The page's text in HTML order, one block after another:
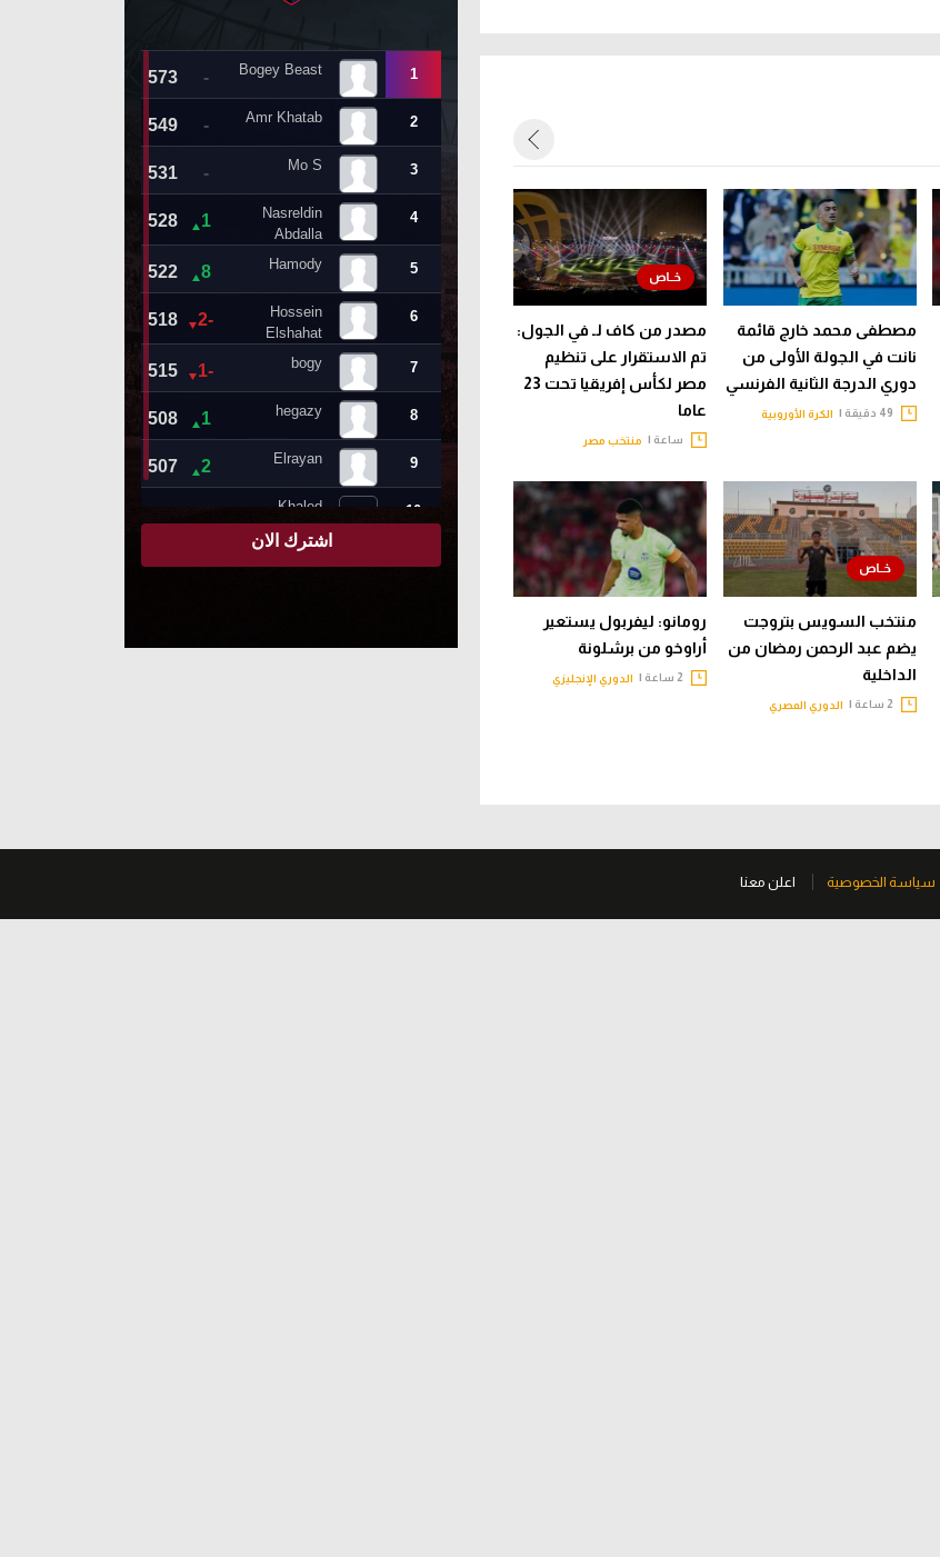
مصطفى محمد خارج قائمة
نانت في الجولة الأولى من
دوري الدرجة الثانية الفرنسي
الكرة الأوروبية
مصدر من كاف لـ في الجول:
تم الاستقرار على تنظيم
مصر لكأس إفريقيا تحت 23
عاما
ساعة | منتخب مصر
منتخب السويس بتروجت
يضم عبد الرحمن رمضان من
الداخلية
الدوري المصري
رومانو: ليفربول يستعير
أراوخو من برشلونة
الدوري الإنجليزي
سياسة الخصوصية اعلن معنا